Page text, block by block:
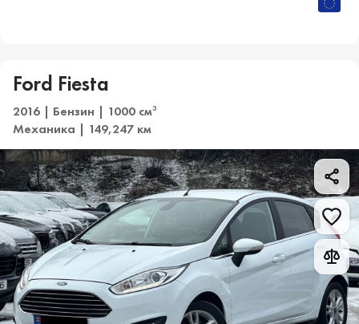
Ford Fiesta
2016 | Бензин | 1000 см3
Механика | 149,247 км